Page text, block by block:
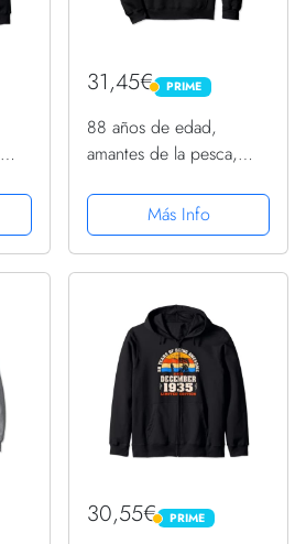
31,45€ PRIME
PRIME
88 años de edad,
amantes de la pesca,
de 1935, 88
cumpleaños Sudadera
con Capucha
Más Info
30,55€ PRIME
PRIME